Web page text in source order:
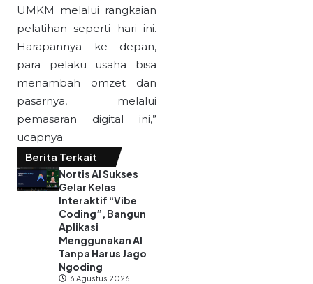
UMKM melalui rangkaian
pelatihan seperti hari ini.
Harapannya ke depan,
para pelaku usaha bisa
menambah omzet dan
pasarnya, melalui
pemasaran digital ini,”
ucapnya.
Berita Terkait
Nortis AI Sukses
Gelar Kelas
Interaktif “Vibe
Coding”, Bangun
Aplikasi
Menggunakan AI
Tanpa Harus Jago
Ngoding
6 Agustus 2026